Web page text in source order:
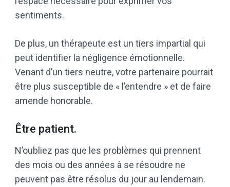
sentiments.
De plus, un thérapeute est un tiers impartial qui
peut identifier la négligence émotionnelle.
Venant d’un tiers neutre, votre partenaire pourrait
être plus susceptible de « l’entendre » et de faire
amende honorable.
Être patient.
N’oubliez pas que les problèmes qui prennent
des mois ou des années à se résoudre ne
peuvent pas être résolus du jour au lendemain.